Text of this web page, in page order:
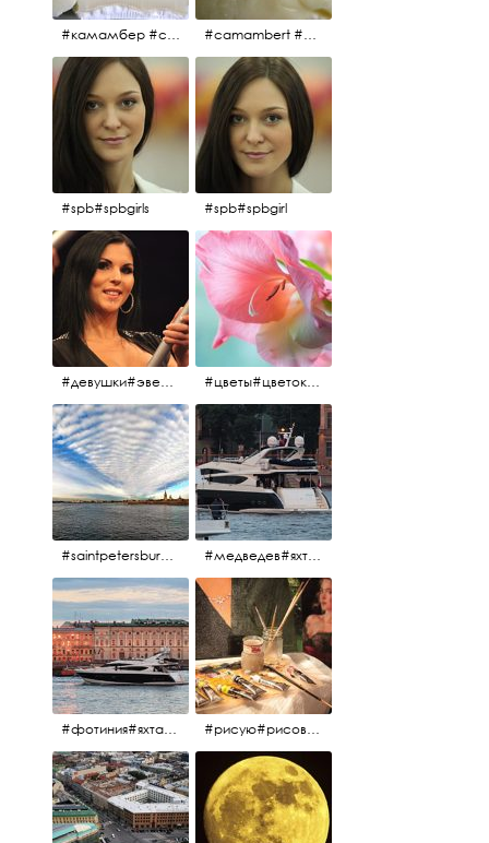
#камамбер #сыр #camambert #camambert #сыр#камамбер
#spb#spbgirls #spb#spbgirl
#девушки#эверласт#everlast#finland#southfinland#helsinki #цветы#цветок#нежность
#saintpetersburg #санктпетербург#нева#троицкиймост#питерскоеутро#петропавловскаякрепость #медведев#яхты#алыепаруса2023#белыеночи2013#санктпетербург #яхтафотиния#yacht#yachtphotinia
#фотиния#яхтафотиния#дмитриймедведев#медведев#яхта#алыепаруса2013#2013#алыепаруса #нева#санктпетербург #yachtphotinia#yacht #рисую#рисовать#краскихолстмасло#картина#холст#кисточки#палитра#художник#портрет#aplgallery